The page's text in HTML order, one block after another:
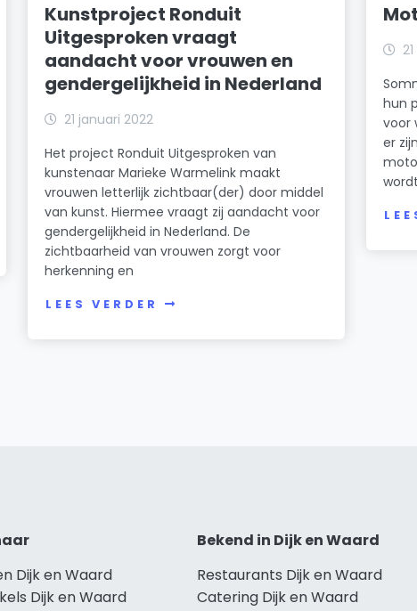
Kunstproject Ronduit
Uitgesproken vraagt
aandacht voor vrouwen en
gendergelijkheid in Nederland
21 januari 2022
Het project Ronduit Uitgesproken van
kunstenaar Marieke Warmelink maakt
vrouwen letterlijk zichtbaar(der) door middel
van kunst. Hiermee vraagt zij aandacht voor
gendergelijkheid in Nederland. De
zichtbaarheid van vrouwen zorgt voor
herkenning en
LEES VERDER
hun
voor
er
Dijk en Waard
Dijk en Waard
Bekend in Dijk en Waard
Restaurants Dijk en Waard
Catering Dijk en Waard